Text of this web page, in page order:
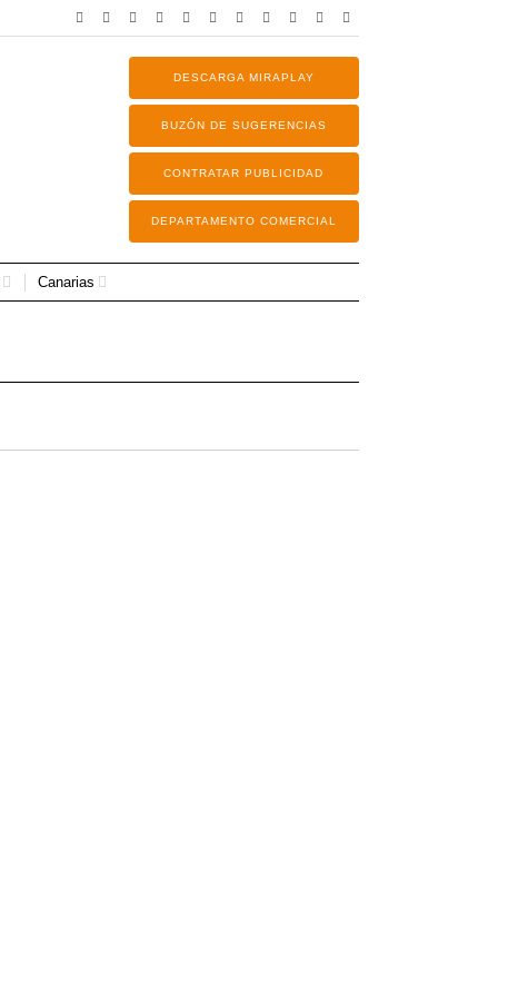
DESCARGA MIRAPLAY
BUZÓN DE SUGERENCIAS
CONTRATAR PUBLICIDAD
DEPARTAMENTO COMERCIAL
Canarias